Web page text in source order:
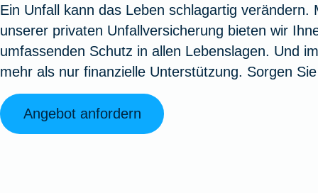
Oldtimerversicherung
Zur Produktübersicht
Rundum-
Jagd-
Jäger-
Augenzusatzversicherung
Zur Produktübersicht
Zur
Vermögensschadenversicherung
Zur Produktübersicht
Zur Serviceübersicht
Ein Unfall kann das Leben schlagartig verändern.
unserer privaten Unfallversicherung bieten wir
umfassenden Schutz in allen Lebenslagen. Und
mehr als nur finanzielle Unterstützung. Sorgen
Angebot anfordern